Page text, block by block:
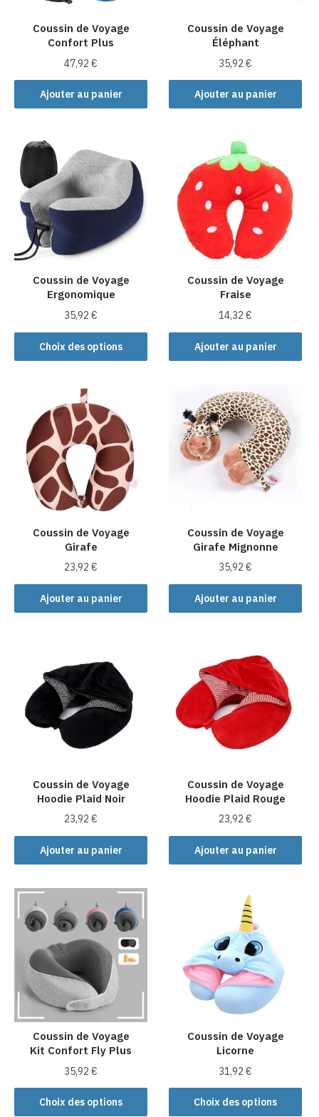
la
page
du
produit
Coussin de Voyage
Confort Plus
47,92€
Ajouter au panier
Coussin de Voyage
Éléphant
35,92€
Ajouter au panier
Coussin de Voyage
Ergonomique
35,92€
Choix des options
Ce
produit
plusieurs
variations.
Les
options
peuvent
être
choisies
sur
la
page
du
produit
Coussin de Voyage
Fraise
14,32€
Ajouter au panier
Coussin de Voyage
Girafe
23,92€
Ajouter au panier
Coussin de Voyage
Girafe Mignonne
35,92€
Ajouter au panier
Coussin de Voyage
Hoodie Plaid Noir
23,92€
Ajouter au panier
Coussin de Voyage
Hoodie Plaid Rouge
23,92€
Ajouter au panier
Coussin de Voyage
Kit Confort Fly Plus
35,92€
Choix des options
Ce
Coussin de Voyage
Licorne
31,92€
Choix des options
Ce